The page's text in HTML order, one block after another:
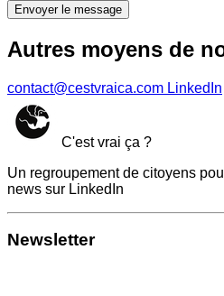
Envoyer le message
Autres moyens de
contact@cestvraica.com LinkedIn
C'est vrai ça ?
Un regroupement de citoyens
news sur LinkedIn
Newsletter